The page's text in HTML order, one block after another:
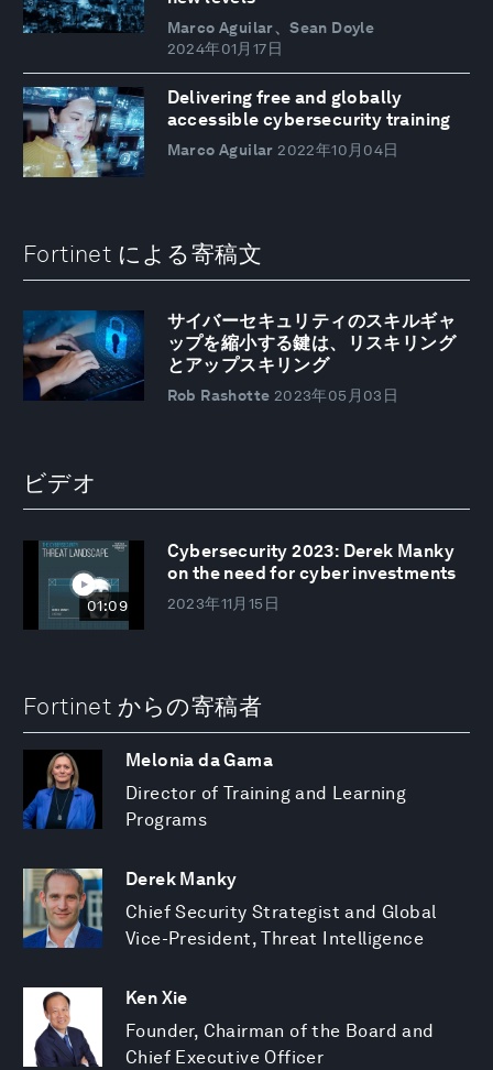
Marco Aguilar、Sean Doyle
2024年01月17日
Delivering free and globally
accessible cybersecurity training
Marco Aguilar 2022年10月04日
Fortinet による寄稿文
サイバーセキュリティのスキルギャ
ップを縮小する鍵は、リスキリング
とアップスキリング
Rob Rashotte 2023年05月03日
ビデオ
01:09
Cybersecurity 2023: Derek Manky
on the need for cyber investments
2023年11月15日
Fortinet からの寄稿者
Melonia da Gama
Director of Training and Learning
Programs
Derek Manky
Chief Security Strategist and Global
Vice-President, Threat Intelligence
Ken Xie
Founder, Chairman of the Board and
Chief Executive Officer